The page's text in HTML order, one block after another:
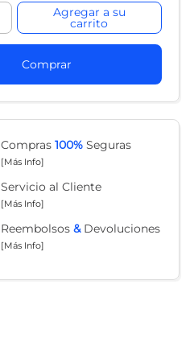
Agregar a su
carrito
Comprar
Compras 100%Seguras
[Más Info]
Servicio al Cliente
[Más Info]
Reembolsos &Devoluciones
[Más Info]